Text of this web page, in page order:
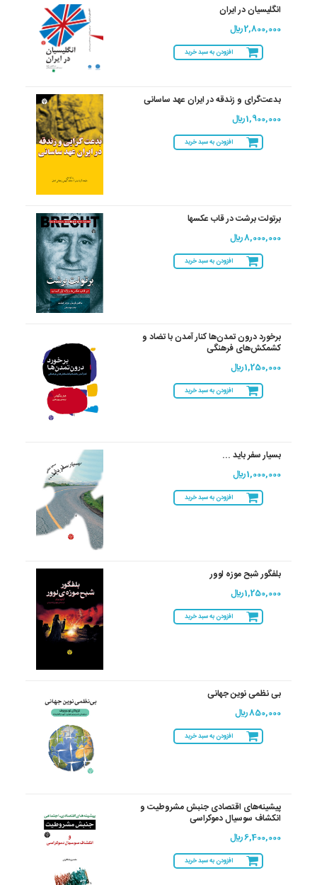
انگلیسیان در ایران
2,800,000 ريال
افزودن به سبد خرید
بدعت‌گرای و زندقه در ایران عهد ساسانی
1,900,000 ريال
افزودن به سبد خرید
برتولت برشت در قاب عکسها
8,000,000 ريال
افزودن به سبد خرید
برخورد درون تمدن‌ها کنار آمدن با تضاد و
کشمکش‌های فرهنگی
1,250,000 ريال
افزودن به سبد خرید
بسیار سفر باید ...
1,000,000 ريال
افزودن به سبد خرید
بلفگور شبح موزه لوور
1,250,000 ريال
افزودن به سبد خرید
بی نظمی نوین جهانی
850,000 ريال
افزودن به سبد خرید
پیشینه‌های اقتصادی جنبش مشروطیت و
انکشاف سوسیال دموکراسی
6,400,000 ريال
افزودن به سبد خرید